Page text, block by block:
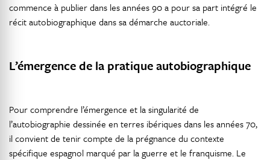
commence à publier dans les années 90 a pour sa part intégré le
récit autobiographique dans sa démarche auctoriale.
L’émergence de la pratique autobiographique
Pour comprendre l’émergence et la singularité de
l’autobiographie dessinée en terres ibériques dans les années 70,
il convient de tenir compte de la prégnance du contexte
spécifique espagnol marqué par la guerre et le franquisme. Le